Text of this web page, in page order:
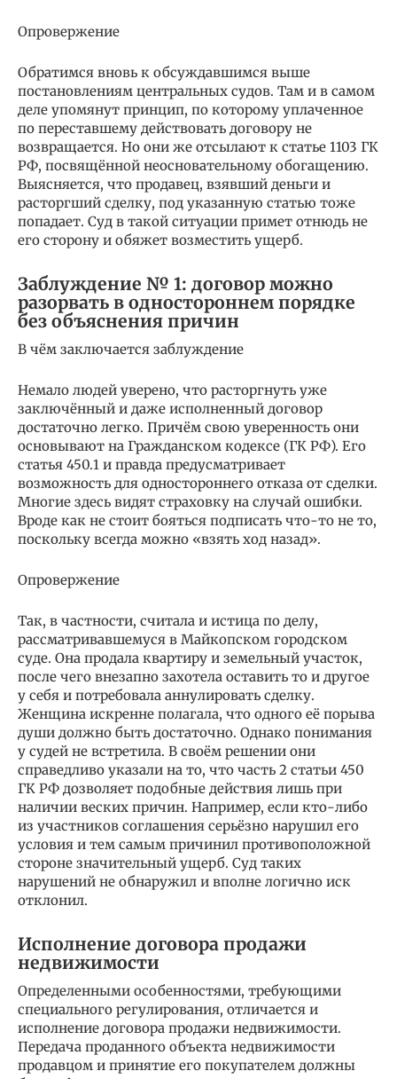
Опровержение
Обратимся вновь к обсуждавшимся выше
постановлениям центральных судов. Там и в самом
деле упомянут принцип, по которому уплаченное
по переставшему действовать договору не
возвращается. Но они же отсылают к статье 1103 ГК
РФ, посвящённой неосновательному обогащению.
Выясняется, что продавец, взявший деньги и
расторгший сделку, под указанную статью тоже
попадает. Суд в такой ситуации примет отнюдь не
его сторону и обяжет возместить ущерб.
Заблуждение № 1: договор можно
разорвать в одностороннем порядке
без объяснения причин
В чём заключается заблуждение
Немало людей уверено, что расторгнуть уже
заключённый и даже исполненный договор
достаточно легко. Причём свою уверенность они
основывают на Гражданском кодексе (ГК РФ). Его
статья 450.1 и правда предусматривает
возможность для одностороннего отказа от сделки.
Многие здесь видят страховку на случай ошибки.
Вроде как не стоит бояться подписать что-то не то,
поскольку всегда можно «взять ход назад».
Опровержение
Так, в частности, считала и истица по делу,
рассматривавшемуся в Майкопском городском
суде. Она продала квартиру и земельный участок,
после чего внезапно захотела оставить то и другое
у себя и потребовала аннулировать сделку.
Женщина искренне полагала, что одного её порыва
души должно быть достаточно. Однако понимания
у судей не встретила. В своём решении они
справедливо указали на то, что часть 2 статьи 450
ГК РФ дозволяет подобные действия лишь при
наличии веских причин. Например, если кто-либо
из участников соглашения серьёзно нарушил его
условия и тем самым причинил противоположной
стороне значительный ущерб. Суд таких
нарушений не обнаружил и вполне логично иск
отклонил.
Исполнение договора продажи
недвижимости
Определенными особенностями, требующими
специального регулирования, отличается и
исполнение договора продажи недвижимости.
Передача проданного объекта недвижимости
продавцом и принятие его покупателем должны